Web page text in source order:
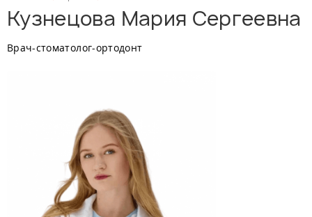
Кузнецова Мария Сергеевна
Врач-стоматолог-ортодонт